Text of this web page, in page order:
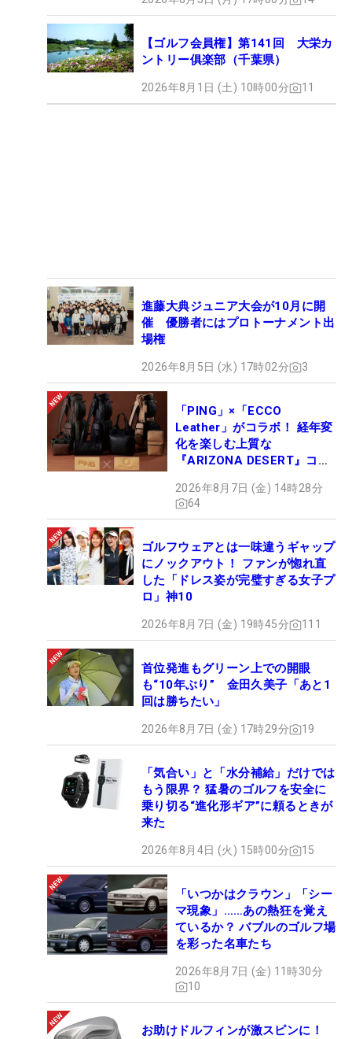
【ゴルフ会員権】第141回 大栄カ
ントリー俱楽部（千葉県）
2026年8月1日 (土) 10時00分 11
進藤大典ジュニア大会が10月に開
催 優勝者にはプロトーナメント出
場権
2026年8月5日 (水) 17時02分 3
「PING」×「ECCO
Leather」がコラボ！ 経年変
化を楽しむ上質な
『ARIZONA DESERT』コレ
ュー
2026年8月7日 (金) 14時28分
64
ゴルフウェアとは一味違うギャップ
にノックアウト！ ファンが惚れ直
した「ドレス姿が完璧すぎる女子プ
ロ」神10
2026年8月7日 (金) 19時45分 111
首位発進もグリーン上での開眼
も“10年ぶり” 金田久美子「あと1
回は勝ちたい」
2026年8月7日 (金) 17時29分 19
「気合い」と「水分補給」だけでは
もう限界？ 猛暑のゴルフを安全に
乗り切る“進化形ギア”に頼るときが
来た
2026年8月4日 (火) 15時00分 15
「いつかはクラウン」「シー
マ現象」……あの熱狂を覚え
ているか？ バブルのゴルフ場
を彩った名車たち
2026年8月7日 (金) 11時30分
10
お助けドルフィンが激スピンに！